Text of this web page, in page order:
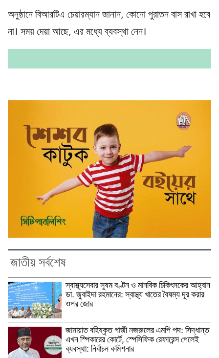
অনুষ্ঠানে বিআরটিএ চেয়ারম্যান জানান, কোনো পুরাতন বাস রাখা হবে
না। সময় দেয়া আছে, এর মধ্যে ব্যবস্থা নেন।
জাতীয় সর্বশেষ
স্বাস্থ্যসেবার সুষম বণ্টন ও মানবিক চিকিৎসকের আহ্বান
ডা. জুবাইদা রহমানের: স্বাস্থ্য খাতের বৈষম্য দূর করার
ওপর জোর
জামায়াত বহিষ্কৃত গাজী নজরুলের এমপি পদ: সিদ্ধান্ত
এখন স্পিকারের কোর্টে, স্পেসিফিক রেফারেন্স পেলেই
ব্যবস্থা: নির্বাচন কমিশনার